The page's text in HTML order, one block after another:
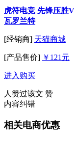
虎符电竞 先锋压胜
瓦罗兰特
[经销商] 天猫商城
[产品售价] ￥121元
进入购买
人赞过该文 赞
内容纠错
相关电商优惠